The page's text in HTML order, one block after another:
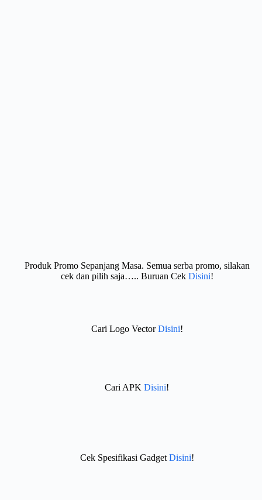
Produk Promo Sepanjang Masa. Semua serba promo, silakan
cek dan pilih saja….. Buruan Cek Disini!
Cari Logo VectorDisini!
Cari APK Disini!
Cek Spesifikasi Gadget Disini!